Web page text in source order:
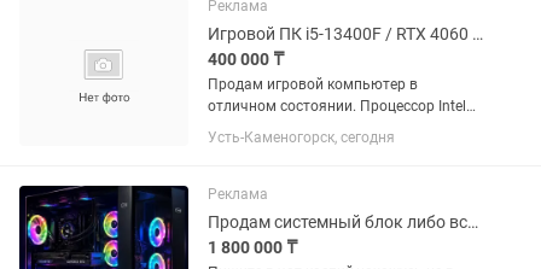
коврик, Intel...
Реклама
Игровой ПК i5-13400F / RTX 4060 Ti / 32 ГБ RAM / SSD.
400 000 ₸
Продам игровой компьютер в
отличном состоянии. Процессор Intel
Core i5-13400F, видеокарта RTX 4060 Ti
8 ГБ, 32 ГБ DDR4 (2×16), SSD. Любые
современных игр, работы и...
Усть-Каменогорск, сегодня
Реклама
Продам системный блок либо все и сразу
1 800 000 ₸